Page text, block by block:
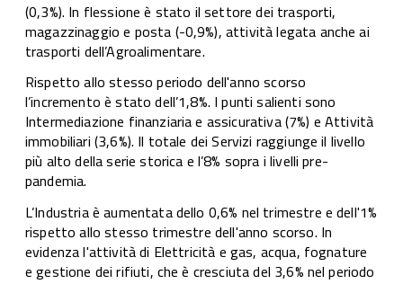
(0,3%). In flessione è stato il settore dei trasporti,
magazzinaggio e posta (-0,9%), attività legata anche ai
trasporti dell’Agroalimentare.
Rispetto allo stesso periodo dell'anno scorso
l’incremento è stato dell’1,8%. I punti salienti sono
Intermediazione finanziaria e assicurativa (7%) e Attività
immobiliari (3,6%). Il totale dei Servizi raggiunge il livello
più alto della serie storica e l’8% sopra i livelli pre-
pandemia.
L’Industria è aumentata dello 0,6% nel trimestre e dell'1%
rispetto allo stesso trimestre dell'anno scorso. In
evidenza l'attività di Elettricità e gas, acqua, fognature
e gestione dei rifiuti, che è cresciuta del 3,6% nel periodo